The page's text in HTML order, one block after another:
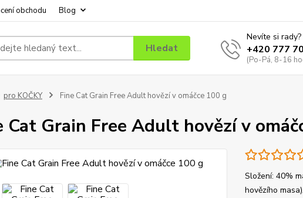
obchodu Blog
Hledat
Nevíte si
+420 777
(Po-Pá, 8-16
pro KOČKY Fine Cat Grain Free Adult hovězí v omáčce 100 g
Cat Grain Free Adult hovězí v
Složení: 40%
hovězího